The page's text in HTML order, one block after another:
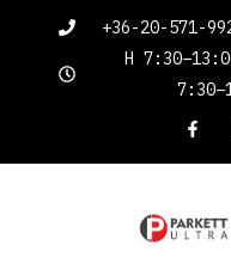
+36-20-571-
H